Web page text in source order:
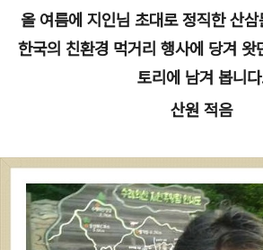
올 여름에 지인님 초대로 정직한 산
한국의 친환경 먹거리 행사에 당겨 왓
토리에 남겨 봅니
산원 적음